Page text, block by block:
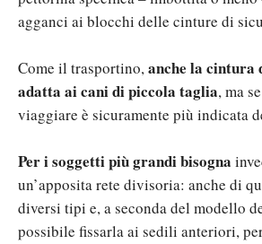
agganci ai blocchi delle cinture di
Come il trasportino,anche la cintura
adatta ai cani di piccola taglia, ma
viaggiare è sicuramente più indicata
Per i soggetti più grandi bisogna
un’apposita rete divisoria: anche di
diversi tipi e, a seconda del modello
possibile fissarla ai sedili anteriori,